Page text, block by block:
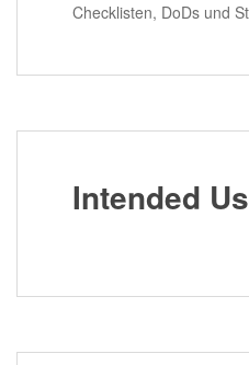
Checklisten, DoDs und
Intended